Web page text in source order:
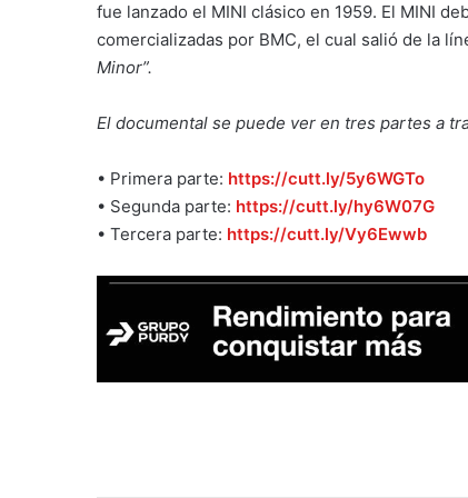
fue lanzado el MINI clásico en 1959. El MINI
comercializadas por BMC, el cual salió de la
Minor”.
El documental se puede ver en tres partes a
• Primera parte: https://cutt.ly/5y6WGTo
• Segunda parte: https://cutt.ly/hy6W07G
• Tercera parte: https://cutt.ly/Vy6Ewwb